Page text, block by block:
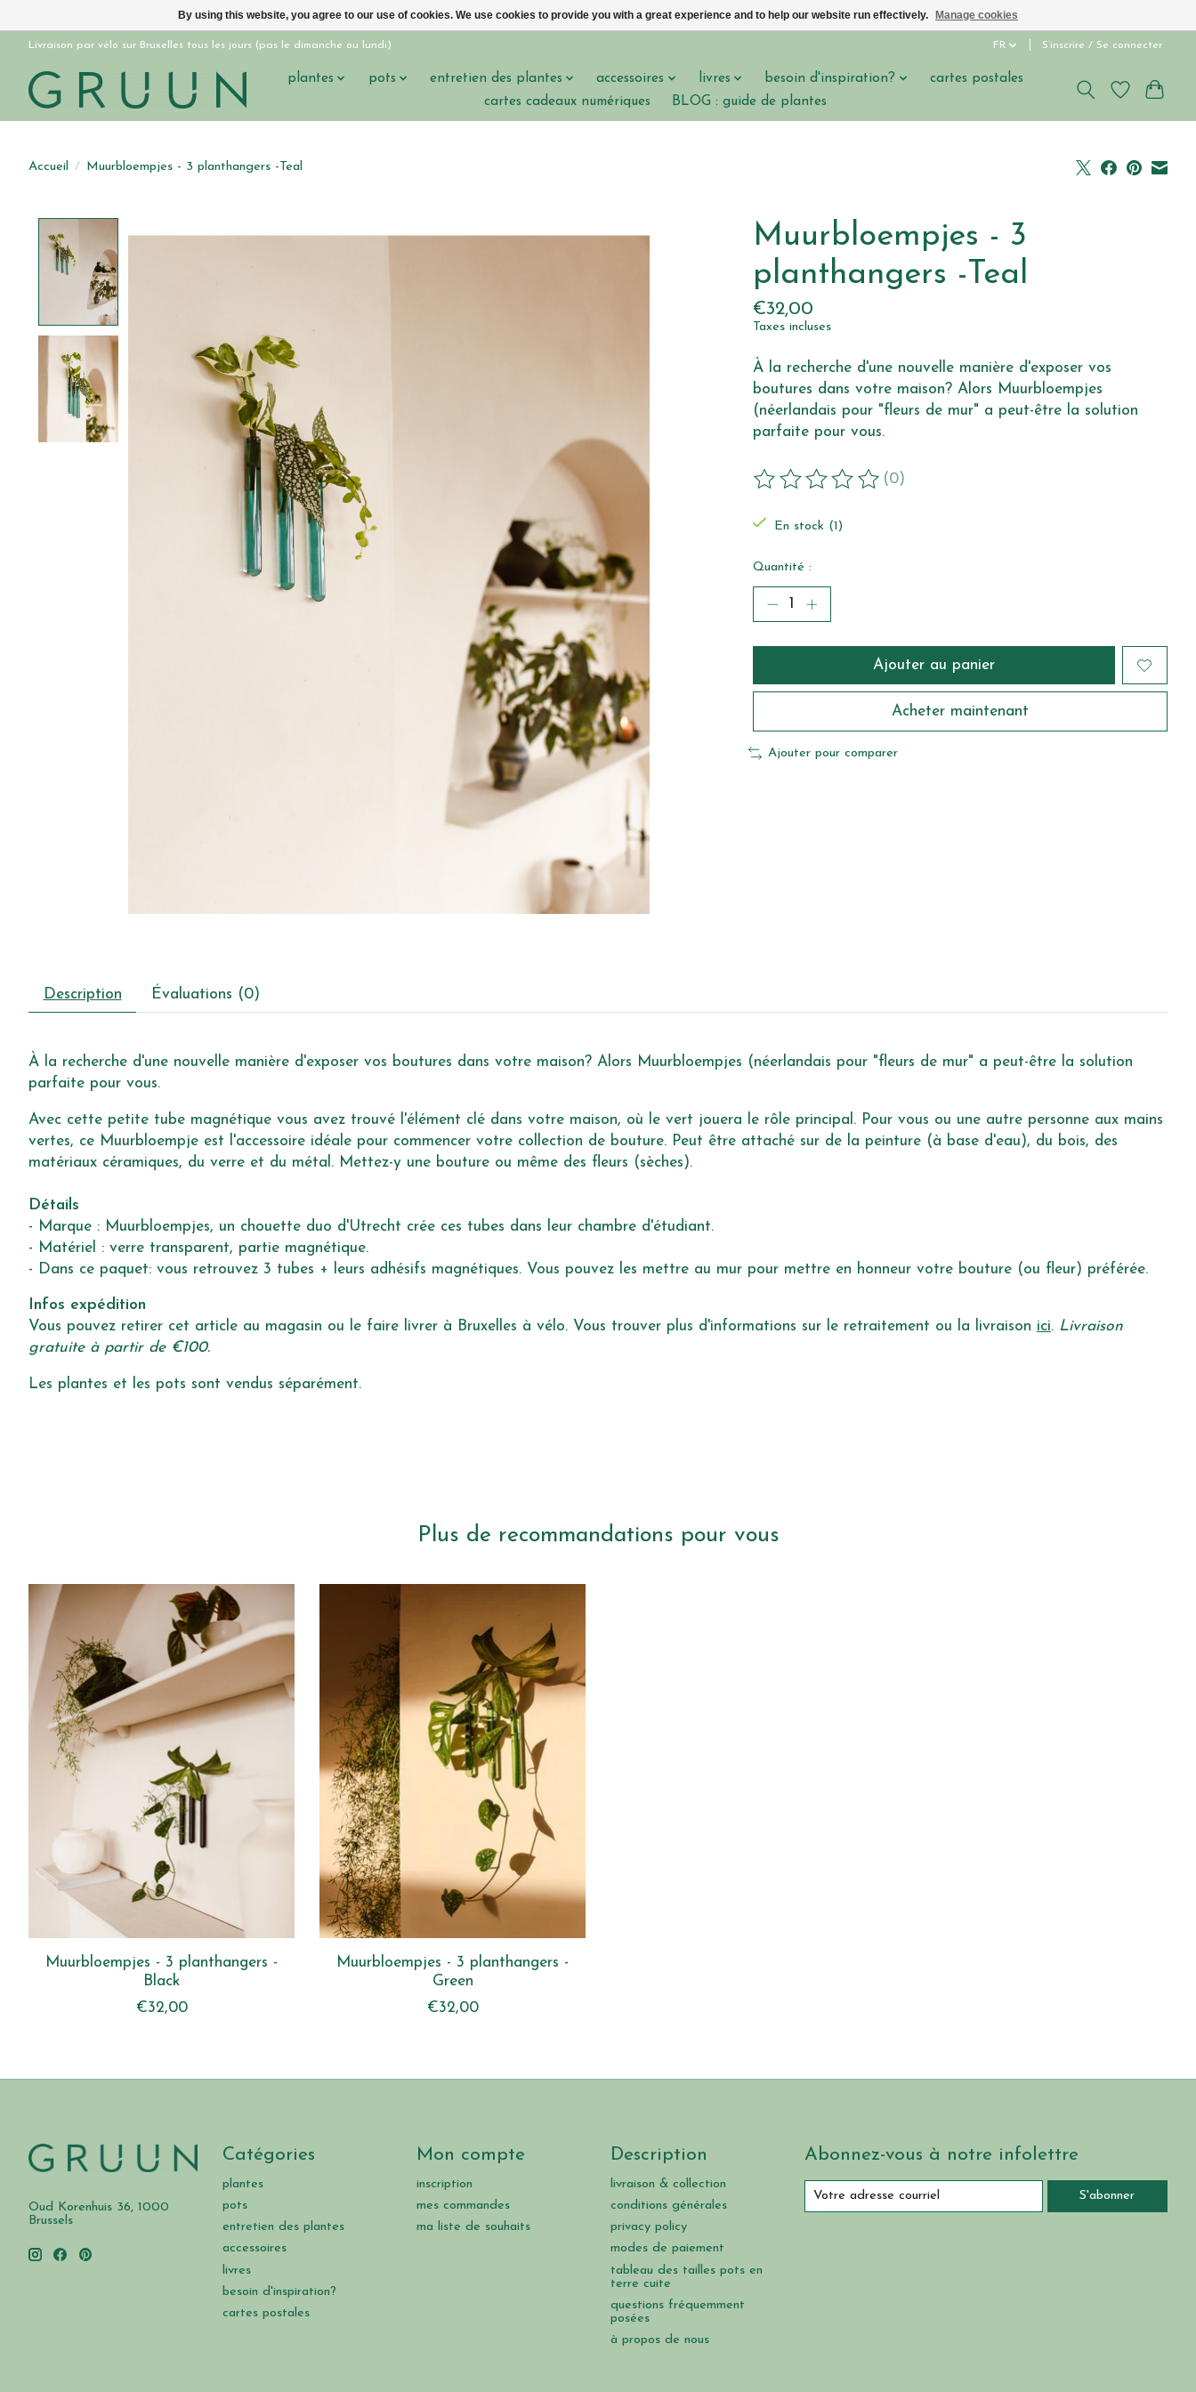
Livraison par vélo sur Bruxelles tous les jours (pas le dimanche ou lundi) FR S’inscrire / Se connecter
plantes pots entretien des plantes accessoires livres besoin d'inspiration?
cartes postales
cartes cadeaux numériques
BLOG : guide de plantes
Accueil / Muurbloempjes - 3 planthangers -Teal
Muurbloempjes - 3
planthangers -Teal
€32,00
Taxes incluses
À la recherche d'une nouvelle manière d'exposer vos
boutures dans votre maison? Alors Muurbloempjes
(néerlandais pour "fleurs de mur" a peut-être la solution
parfaite pour vous.
Ce produit est évalué à
(0)
En stock (1)
Quantité :
Ajouter au panier
Acheter maintenant
Ajouter pour comparer
Description Évaluations (0)
À la recherche d'une nouvelle manière d'exposer vos boutures dans votre maison? Alors Muurbloempjes (néerlandais pour "fleurs de mur" a peut-être la solution
parfaite pour vous.
Avec cette petite tube magnétique vous avez trouvé l'élément clé dans votre maison, où le vert jouera le rôle principal. Pour vous ou une autre personne aux mains
vertes, ce Muurbloempje est l'accessoire idéale pour commencer votre collection de bouture. Peut être attaché sur de la peinture (à base d'eau), du bois, des
matériaux céramiques, du verre et du métal. Mettez-y une bouture ou même des fleurs (sèches).
Détails
- Marque : Muurbloempjes, un chouette duo d'Utrecht crée ces tubes dans leur chambre d'étudiant.
- Matériel : verre transparent, partie magnétique.
- Dans ce paquet: vous retrouvez 3 tubes + leurs adhésifs magnétiques. Vous pouvez les mettre au mur pour mettre en honneur votre bouture (ou fleur) préférée.
Infos expédition
Vous pouvez retirer cet article au magasin ou le faire livrer à Bruxelles à vélo. Vous trouver plus d'informations sur le retraitement ou la livraison ici. Livraison
gratuite à partir de €100.
Les plantes et les pots sont vendus séparément.
Plus de recommandations pour vous
Articles du carrousel de produits
Muurbloempjes - 3 planthangers -
Black
€32,00
Muurbloempjes - 3 planthangers -
Green
€32,00
Oud Korenhuis 36, 1000
Brussels
Catégories
plantes
pots
entretien des plantes
accessoires
livres
besoin d'inspiration?
cartes postales
Mon compte
inscription
mes commandes
ma liste de souhaits
Description
livraison & collection
conditions générales
privacy policy
modes de paiement
tableau des tailles pots en
terre cuite
questions fréquemment
posées
à propos de nous
Abonnez-vous à notre infolettre
S'abonner
By using this website, you agree to our use of cookies. We use cookies to provide you with a great experience and to help our website run effectively. Manage cookies